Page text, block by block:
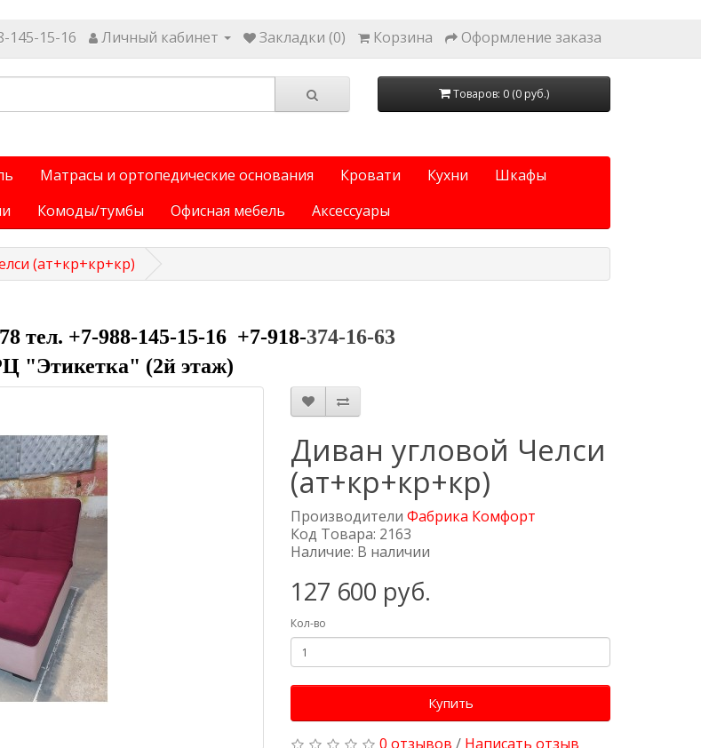
145-15-16 Личный кабинет Закладки (0) Корзина Оформление заказа
Товаров: 0 (0 руб.)
Матрасы и ортопедические основания Кровати Кухни
Шкафы
Комоды/тумбы Офисная мебель Аксессуары
(ат+кр+кр+кр)
тел. +7-988-145-15-16 +7-918-374-16-63
"Этикетка" (2й этаж)
Диван угловой Челси
(ат+кр+кр+кр)
Производители Фабрика Комфорт
Код Товара: 2163
Наличие: В наличии
127 600 руб.
Кол-во
Купить
0 отзывов / Написать отзыв